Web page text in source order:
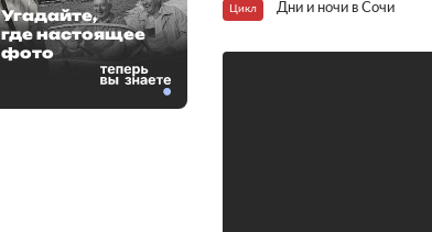
Цикл Дни и ночи в Сочи
Угадайте,
где настоящее
фото